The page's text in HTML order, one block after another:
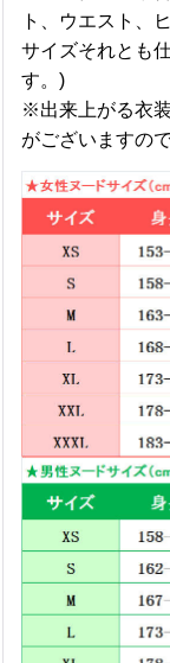
ト、ウエスト、
サイズそれとも
す。)
※出来上がる衣
がございますの